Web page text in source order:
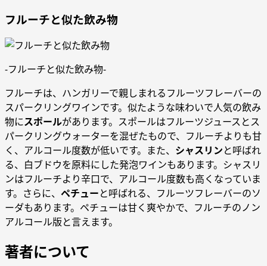
フルーチと似た飲み物
-フルーチと似た飲み物-
フルーチは、ハンガリーで親しまれるフルーツフレーバーの
スパークリングワインです。似たような味わいで人気の飲み
物にスポールがあります。スポールはフルーツジュースとス
パークリングウォーターを混ぜたもので、フルーチよりも甘
く、アルコール度数が低いです。また、 シャスリンと呼ばれ
る、白ブドウを原料にした発泡ワインもあります。シャスリ
ンはフルーチより辛口で、アルコール度数も高くなっていま
す。さらに、 ペチューと呼ばれる、フルーツフレーバーのソ
ーダもあります。ペチューは甘く爽やかで、フルーチのノン
アルコール版と言えます。
著者について